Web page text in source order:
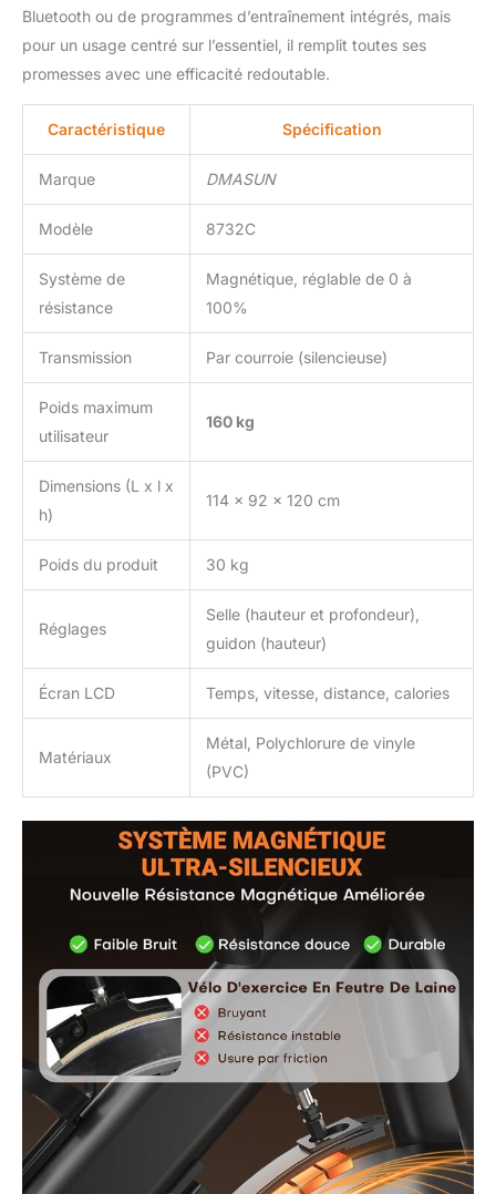
manivelle sont déjà pré-
assemblés. 𝗖𝗟𝗜𝗘𝗡𝗧
𝗗'𝗔𝗕𝗢𝗥𝗗: Nous offrons
une garantie de 36 mois.
Nous recueillons
constamment les
clients et continuons à
questions, veuillez nous
ingénieur d'usine vous
fournira des conseils
professionnels via une
vidéo. Double garantie de
qualité et de service. Vos
traitées dans un délai de
Bluetooth ou de programmes d’entraînement intégrés, mais
pour un usage centré sur l’essentiel, il remplit toutes ses
promesses avec une efficacité redoutable.
Caractéristique Spécification
Marque DMASUN
Modèle 8732C
Système de
résistance
Magnétique, réglable de 0 à
100%
Transmission Par courroie (silencieuse)
Poids maximum
utilisateur
160 kg
Dimensions (L x l x
h)
114 x 92 x 120 cm
Poids du produit 30 kg
Réglages
Selle (hauteur et profondeur),
guidon (hauteur)
Écran LCD Temps, vitesse, distance, calories
Matériaux
Métal, Polychlorure de vinyle
(PVC)